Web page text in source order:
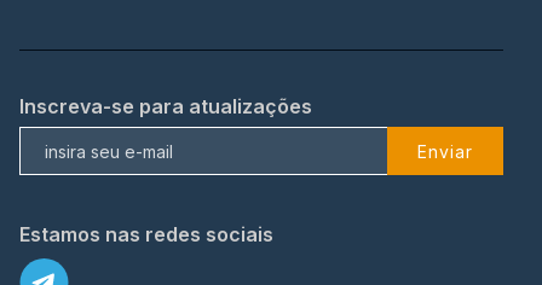
Inscreva-se para atualizações
Enviar
Estamos nas redes sociais